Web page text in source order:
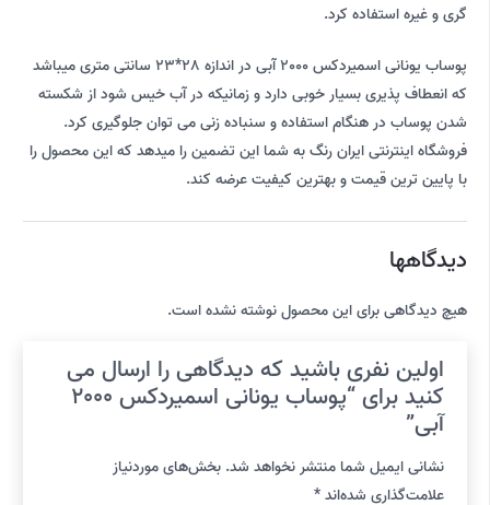
گری و غیره استفاده کرد.
پوساب یونانی اسمیردکس 2000 آبی در اندازه 28*23 سانتی متری میباشد
که انعطاف پذیری بسیار خوبی دارد و زمانیکه در آب خیس شود از شکسته
شدن پوساب در هنگام استفاده و سنباده زنی می توان جلوگیری کرد.
فروشگاه اینترنتی ایران رنگ به شما این تضمین را میدهد که این محصول را
با پایین ترین قیمت و بهترین کیفیت عرضه کند.
دیدگاهها
هیچ دیدگاهی برای این محصول نوشته نشده است.
اولین نفری باشید که دیدگاهی را ارسال می
کنید برای “پوساب یونانی اسمیردکس 2000
آبی”
نشانی ایمیل شما منتشر نخواهد شد. بخش‌های موردنیاز
علامت‌گذاری شده‌اند*